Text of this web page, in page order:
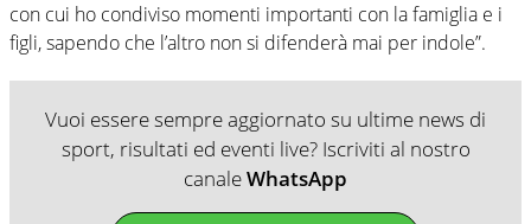
con cui ho condiviso momenti importanti con la famiglia e i
figli, sapendo che l’altro non si difenderà mai per indole”.
Vuoi essere sempre aggiornato su ultime news di
sport, risultati ed eventi live? Iscriviti al nostro
canaleWhatsApp